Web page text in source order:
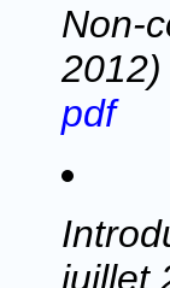
Non-
2012)
pdf
juillet